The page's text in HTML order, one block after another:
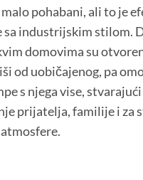
pohabani, ali to je
sa industrijskim stilom.
domovima su
od uobičajenog, pa
s njega vise,
prijatelja, familije i za